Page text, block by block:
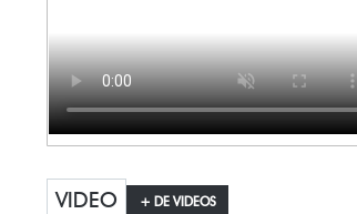
VIDEO + DE VIDEOS